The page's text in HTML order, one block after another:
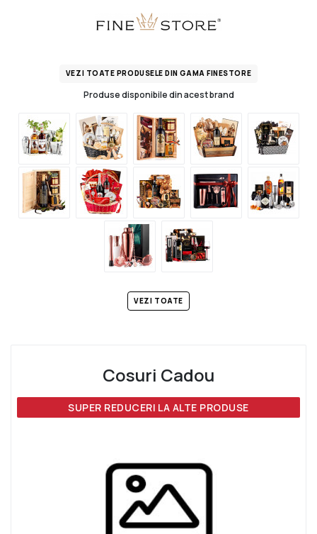
Cosuri Cadou
SUPER REDUCERI LA ALTE PRODUSE
VEZI TOATE PRODUSELE DIN GAMA FINESTORE
Produse disponibile din acest brand
VEZI TOATE